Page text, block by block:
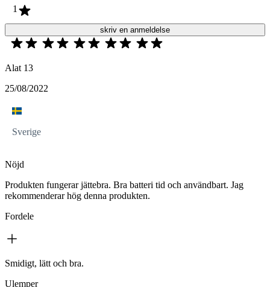
1
skriv en anmeldelse
Alat 13
25/08/2022
Sverige
Nöjd
Produkten fungerar jättebra. Bra batteri tid och användbart. Jag
rekommenderar hög denna produkten.
Fordele
Smidigt, lätt och bra.
Ulemper